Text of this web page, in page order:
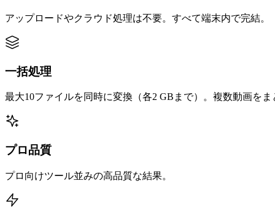
アップロードやクラウド処理は不要。すべて端末内で完結。
一括処理
最大10ファイルを同時に変換（各2 GBまで）。複数動画を
プロ品質
プロ向けツール並みの高品質な結果。